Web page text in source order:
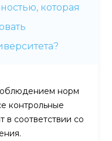
которая
норм
контрольные
в соответствии со